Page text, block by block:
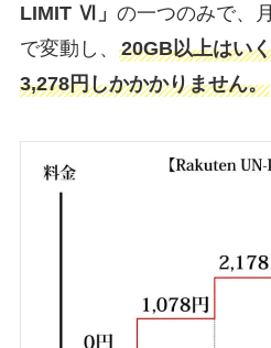
LIMIT Ⅵ」 の一つのみで、
で変動し、 20GB以上はい
3,278円しかかかりません。